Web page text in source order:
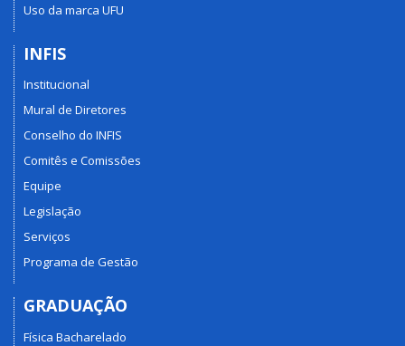
Uso da marca UFU
INFIS
Institucional
Mural de Diretores
Conselho do INFIS
Comitês e Comissões
Equipe
Legislação
Serviços
Programa de Gestão
GRADUAÇÃO
Física Bacharelado